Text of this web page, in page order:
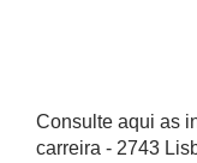
Consulte aqui as
carreira - 2743